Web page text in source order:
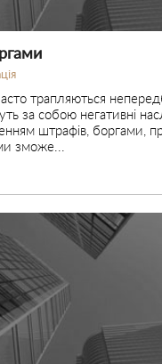
трапляються
за собою негативні
штрафів, боргами,
зможе...